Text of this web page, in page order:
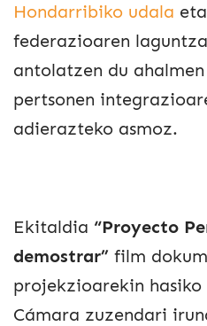
Hondarribiko udala eta
federazioaren
antolatzen du
pertsonen
adierazteko asmoz.
Ekitaldia “Proyecto
demostrar” film
projekzioarekin
Cámara zuzendari